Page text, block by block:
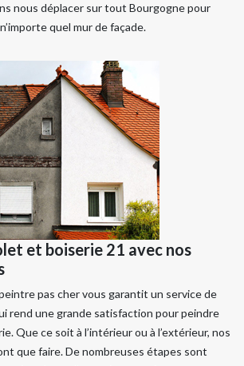
nous déplacer sur tout Bourgogne pour
quel mur de façade.
et boiserie 21 avec nos
pas cher vous garantit un service de
rend une grande satisfaction pour peindre
Que ce soit à l’intérieur ou à l’extérieur, nos
que faire. De nombreuses étapes sont